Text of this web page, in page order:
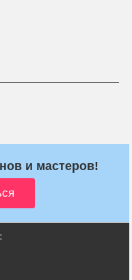
и мастеров!